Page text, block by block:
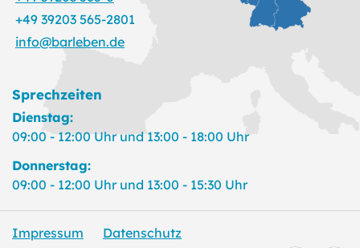
+49 39203 565-2801
info@barleben.de
Sprechzeiten
Dienstag:
09:00 - 12:00 Uhr und 13:00 - 18:00 Uhr
Donnerstag:
09:00 - 12:00 Uhr und 13:00 - 15:30 Uhr
Impressum Datenschutz